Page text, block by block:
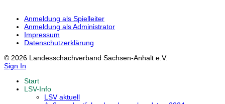
Anmeldung als Spielleiter
Anmeldung als Administrator
Impressum
Datenschutzerklärung
© 2026 Landesschachverband Sachsen-Anhalt e.V.
Sign In
Start
LSV-Info
LSV aktuell